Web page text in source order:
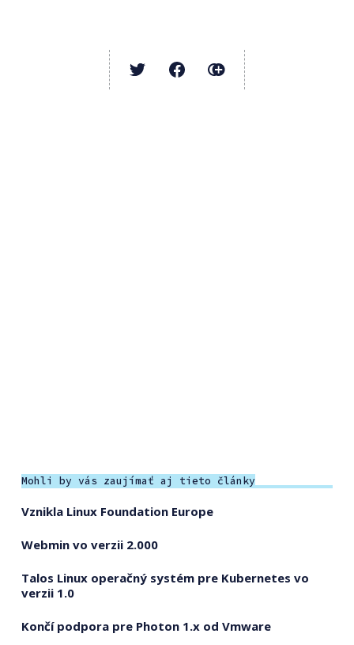
Mohli by vás zaujímať aj tieto články
Vznikla Linux Foundation Europe
Webmin vo verzii 2.000
Talos Linux operačný systém pre Kubernetes vo
verzii 1.0
Končí podpora pre Photon 1.x od Vmware